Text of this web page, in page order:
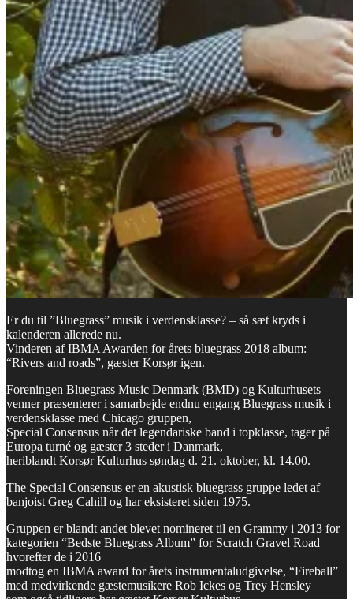
Er du til ”Bluegrass” musik i verdensklasse? – så sæt kryds i
kalenderen allerede nu.
Vinderen af IBMA Awarden for årets bluegrass 2018 album:
“Rivers and roads”, gæster Korsør igen.
Foreningen Bluegrass Music Denmark (BMD) og Kulturhusets
venner præsenterer i samarbejde endnu engang Bluegrass musik i
verdensklasse med Chicago gruppen,
Special Consensus når det legendariske band i topklasse, tager på
Europa turné og gæster 3 steder i Danmark,
heriblandt Korsør Kulturhus søndag d. 21. oktober, kl. 14.00.
The Special Consensus er en akustisk bluegrass gruppe ledet af
banjoist Greg Cahill og har eksisteret siden 1975.
Gruppen er blandt andet blevet nomineret til en Grammy i 2013 for
kategorien “Bedste Bluegrass Album” for Scratch Gravel Road
hvorefter de i 2016
modtog en IBMA award for årets instrumentaludgivelse, “Fireball”
med medvirkende gæstemusikere Rob Ickes og Trey Hensley